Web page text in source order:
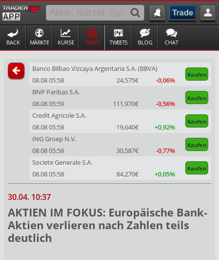
BACK MÄRKTE KURSE NEWS TWEETS BLOG CHAT
Banco Bilbao Vizcaya Argentaria S.A. (BBVA)
Kaufen
08.08 05:58 24,575€
-0,06%
BNP Paribas S.A.
Kaufen
08.08 05:59 111,970€
-0,56%
Credit Agricole S.A.
Kaufen
08.08 05:58 19,640€
+0,92%
ING Groep N.V.
Kaufen
08.08 05:58 30,587€
-0,77%
Societe Generale S.A.
Kaufen
08.08 05:58 84,270€ +0,05%
30.04. 10:37
AKTIEN IM FOKUS: Europäische Bank-
Aktien verlieren nach Zahlen teils
deutlich